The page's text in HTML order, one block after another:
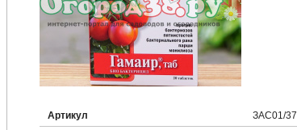
Артикул ЗАС01/37